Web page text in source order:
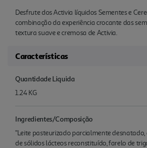
Desfrute dos Activia líquidos Sementes e
combinação da experiência crocante das
textura suave e cremosa de Activia.
Características
Quantidade Liquida
1.24 KG
Ingredientes/Composição
"Leite pasteurizado parcialmente desnatado,
de sólidos lácteos reconstituído, farelo de